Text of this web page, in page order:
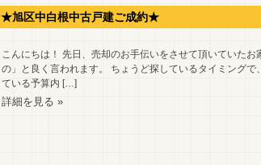
★旭区中白根中古戸建ご成約★
こんにちは！ 先日、売却のお手伝いをさせて頂いていた
の」と良く言われます。 ちょうど探しているタイミング
ている予算内 […]
詳細を見る »